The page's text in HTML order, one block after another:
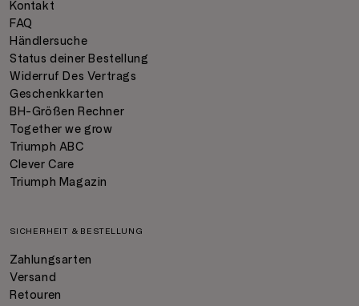
Kontakt
FAQ
Händlersuche
Status deiner Bestellung
Widerruf Des Vertrags
Geschenkkarten
BH-Größen Rechner
Together we grow
Triumph ABC
Clever Care
Triumph Magazin
SICHERHEIT & BESTELLUNG
Zahlungsarten
Versand
Retouren